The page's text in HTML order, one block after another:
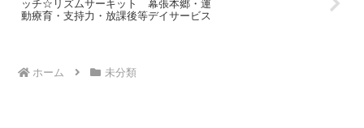
ッチ☆リズムサーキット 幕張本郷・運
動療育・支持力・放課後等デイサービス
ホーム 未分類